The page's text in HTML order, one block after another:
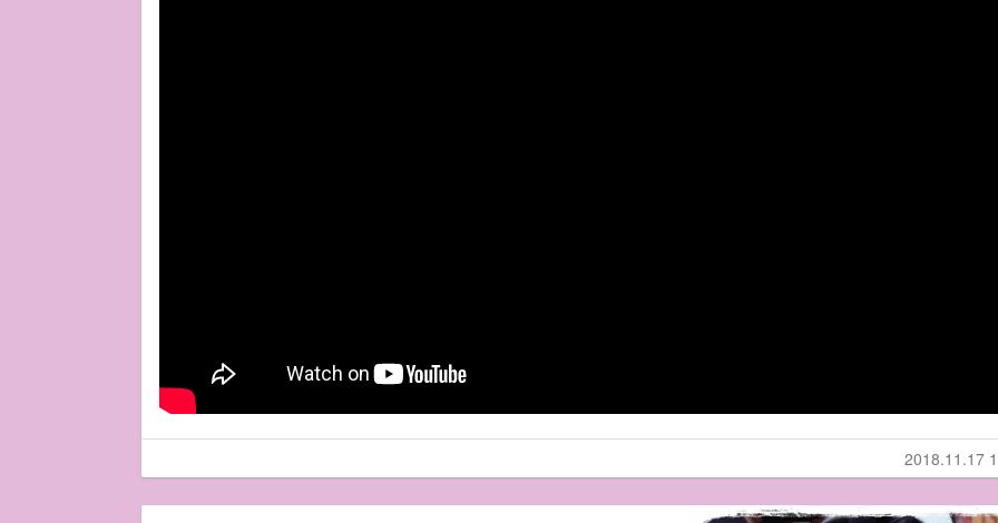
2018.11.17